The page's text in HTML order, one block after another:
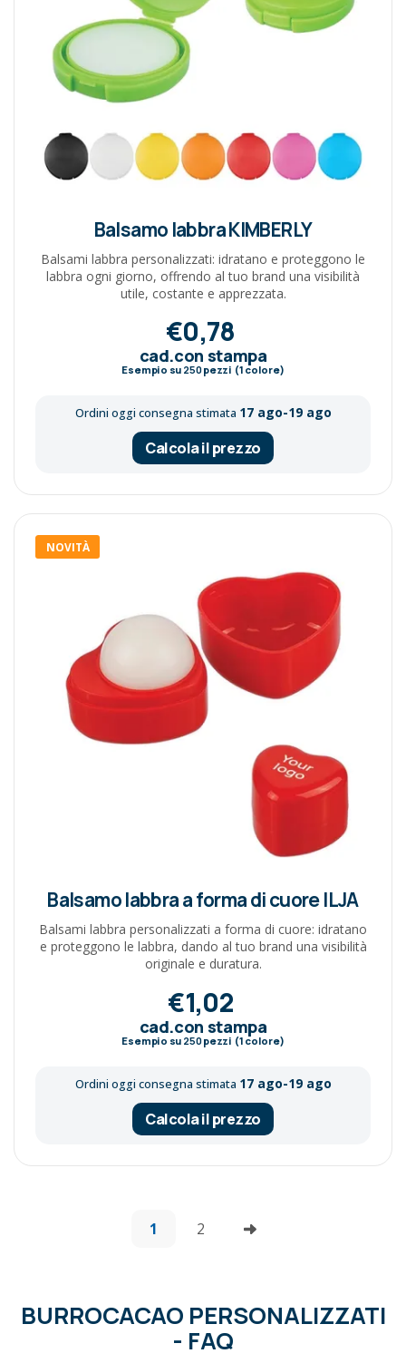
Balsamo labbra KIMBERLY
Balsami labbra personalizzati: idratano e proteggono le
labbra ogni giorno, offrendo al tuo brand una visibilità
utile, costante e apprezzata.
€0,78
cad.con stampa
Esempio su 250pezzi (1 colore)
Ordini oggi consegna stimata 17 ago-19 ago
Calcola il prezzo
NOVITÀ
Balsamo labbra a forma di cuore ILJA
Balsami labbra personalizzati a forma di cuore: idratano
e proteggono le labbra, dando al tuo brand una visibilità
originale e duratura.
€1,02
cad.con stampa
Esempio su 250pezzi (1 colore)
Ordini oggi consegna stimata 17 ago-19 ago
Calcola il prezzo
1 2
BURROCACAO PERSONALIZZATI
- FAQ